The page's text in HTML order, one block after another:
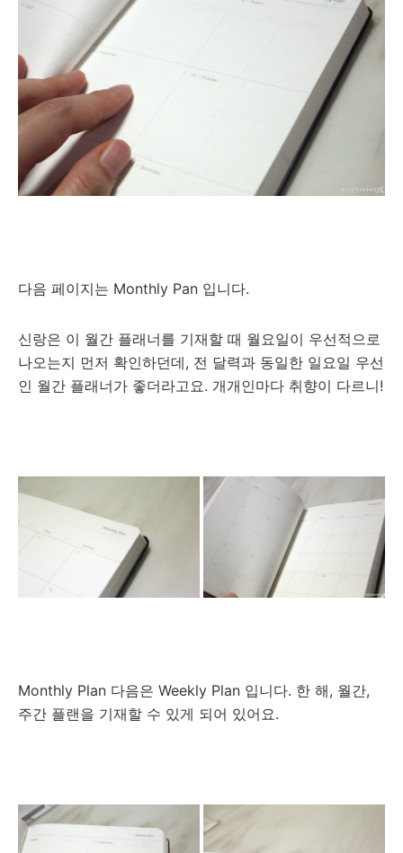
다음 페이지는 Monthly Pan 입니다.
신랑은 이 월간 플래너를 기재할 때 월요일이 우선적으로
나오는지 먼저 확인하던데, 전 달력과 동일한 일요일 우선
인 월간 플래너가 좋더라고요. 개개인마다 취향이 다르니!
Monthly Plan 다음은 Weekly Plan 입니다. 한 해, 월간,
주간 플랜을 기재할 수 있게 되어 있어요.